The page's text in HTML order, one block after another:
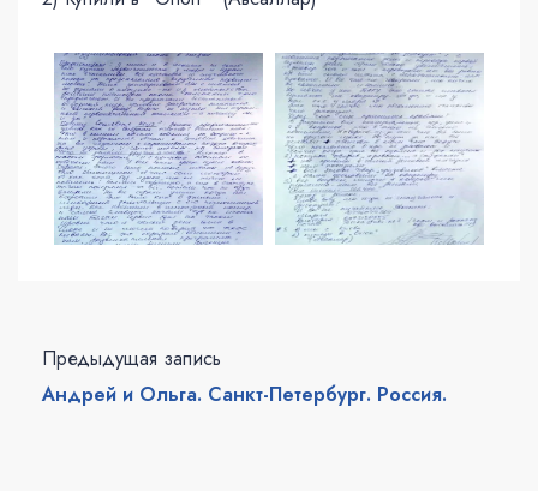
Предыдущая запись
Андрей и Ольга. Санкт-Петербург. Россия.